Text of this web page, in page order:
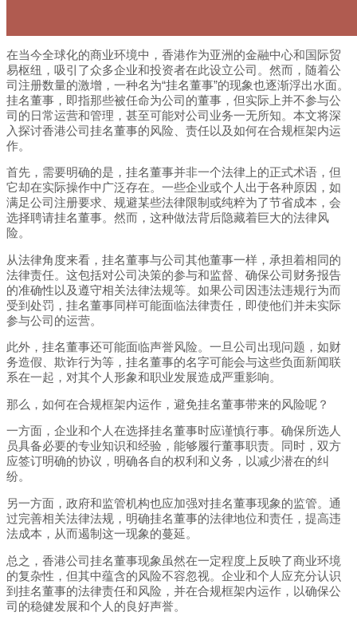
在当今全球化的商业环境中，香港作为亚洲的金融中心和国际贸
易枢纽，吸引了众多企业和投资者在此设立公司。然而，随着公
司注册数量的激增，一种名为“挂名董事”的现象也逐渐浮出水面。
挂名董事，即指那些被任命为公司的董事，但实际上并不参与公
司的日常运营和管理，甚至可能对公司业务一无所知。本文将深
入探讨香港公司挂名董事的风险、责任以及如何在合规框架内运
作。
首先，需要明确的是，挂名董事并非一个法律上的正式术语，但
它却在实际操作中广泛存在。一些企业或个人出于各种原因，如
满足公司注册要求、规避某些法律限制或纯粹为了节省成本，会
选择聘请挂名董事。然而，这种做法背后隐藏着巨大的法律风
险。
从法律角度来看，挂名董事与公司其他董事一样，承担着相同的
法律责任。这包括对公司决策的参与和监督、确保公司财务报告
的准确性以及遵守相关法律法规等。如果公司因违法违规行为而
受到处罚，挂名董事同样可能面临法律责任，即使他们并未实际
参与公司的运营。
此外，挂名董事还可能面临声誉风险。一旦公司出现问题，如财
务造假、欺诈行为等，挂名董事的名字可能会与这些负面新闻联
系在一起，对其个人形象和职业发展造成严重影响。
那么，如何在合规框架内运作，避免挂名董事带来的风险呢？
一方面，企业和个人在选择挂名董事时应谨慎行事。确保所选人
员具备必要的专业知识和经验，能够履行董事职责。同时，双方
应签订明确的协议，明确各自的权利和义务，以减少潜在的纠
纷。
另一方面，政府和监管机构也应加强对挂名董事现象的监管。通
过完善相关法律法规，明确挂名董事的法律地位和责任，提高违
法成本，从而遏制这一现象的蔓延。
总之，香港公司挂名董事现象虽然在一定程度上反映了商业环境
的复杂性，但其中蕴含的风险不容忽视。企业和个人应充分认识
到挂名董事的法律责任和风险，并在合规框架内运作，以确保公
司的稳健发展和个人的良好声誉。